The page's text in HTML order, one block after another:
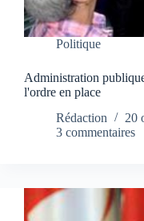
Politique
Administration
l'ordre en place
Rédaction
20
3 commentaires